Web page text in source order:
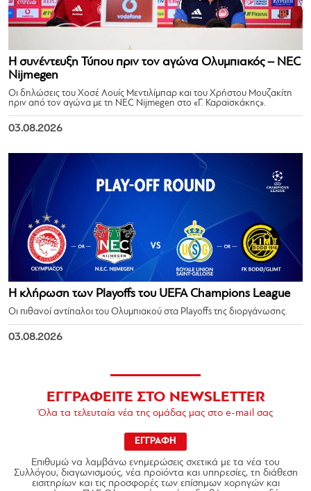
Η συνέντευξη Τύπου πριν τον αγώνα Ολυμπιακός – NEC
Nijmegen
Οι δηλώσεις του Χοσέ Λουίς Μεντιλίμπαρ και του Χρήστου Μουζακίτη
πριν από τον αγώνα με τη NEC Nijmegen στο «Γ. Καραϊσκάκης».
03.08.2026
Η κλήρωση των Playoffs του UEFA Champions League
Οι πιθανοί αντίπαλοι του Ολυμπιακού στα Playoffs της διοργάνωσης.
03.08.2026
ΕΓΓΡΑΦΕΙΤΕ ΣΤΟ NEWSLETTER
Όλα τα τελευταία νέα της ομάδας μας στο e-mail σας
ΕΓΓΡΑΦΗ
Επιθυμώ να λαμβάνω ενημερώσεις σχετικά με τα νέα του
Συλλόγου, διαγωνισμούς, νέα προϊόντα και υπηρεσίες, τη διάθεση
εισιτηρίων και τις προσφορές των επίσημων χορηγών και